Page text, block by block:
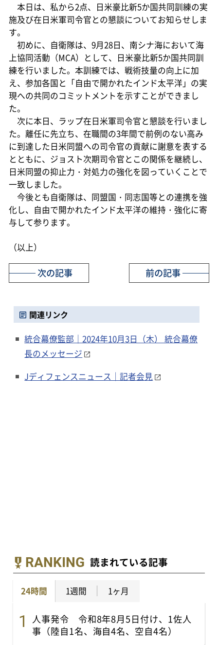
本日は、私から2点、日米豪比新5か国共同訓練の実
施及び在日米軍司令官との懇談についてお知らせしま
す。
初めに、自衛隊は、9月28日、南シナ海において海
上協同活動（MCA）として、日米豪比新5か国共同訓
練を行いました。本訓練では、戦術技量の向上に加
え、参加各国と「自由で開かれたインド太平洋」の実
現への共同のコミットメントを示すことができまし
た。
次に本日、ラップ在日米軍司令官と懇談を行いまし
た。離任に先立ち、在職間の3年間で前例のない高み
に到達した日米同盟への司令官の貢献に謝意を表する
とともに、ジョスト次期司令官とこの関係を継続し、
日米同盟の抑止力・対処力の強化を図っていくことで
一致しました。
今後とも自衛隊は、同盟国・同志国等との連携を強
化し、自由で開かれたインド太平洋の維持・強化に寄
与して参ります。
（以上）
前の記事
次の記事
関連リンク
統合幕僚監部｜2024年10月3日（木） 統合幕僚
長のメッセージ
Jディフェンスニュース｜記者会見
RANKING 読まれている記事
24時間 1週間 1ヶ月
人事発令 令和8年8月5日付け、1佐人
事（陸自1名、海自4名、空自4名）